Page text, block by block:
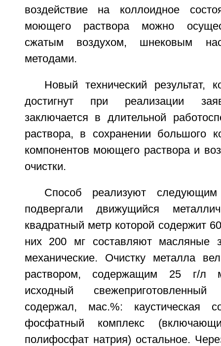
воздействие на коллоидное
моющего раствора можно
сжатым воздухом, шнековым
методами.
Новый технический результат,
достигнут при реализации
заключается в длительной
раствора, в сохранении большого
компонентов моющего раствора и
очистки.
Способ реализуют
подвергали движущийся
квадратный метр которой содержит
них 200 мг составляют масляные
механические. Очистку металла
раствором, содержащим 25 г/л
исходный
содержал, мас.%:
фосфатный комплекс
полифосфат натрия) остальное.